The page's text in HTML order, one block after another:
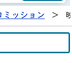
ミッション >